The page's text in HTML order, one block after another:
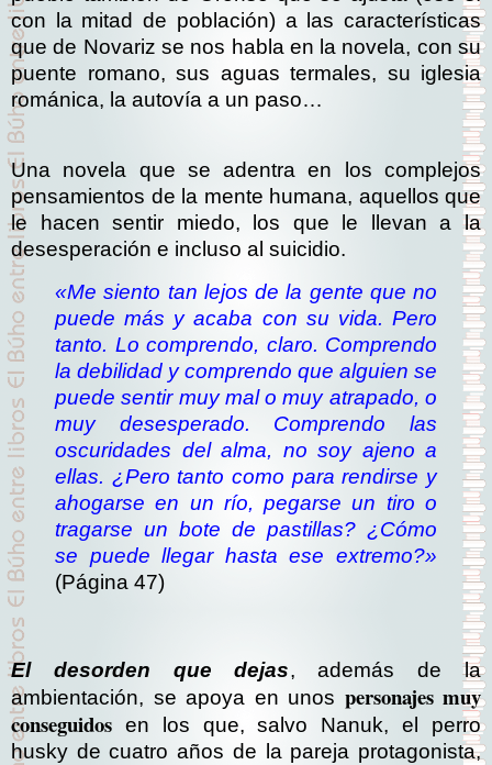
con la mitad de población) a las características
que de Novariz se nos habla en la novela, con su
puente romano, sus aguas termales, su iglesia
románica, la autovía a un paso…
Una novela que se adentra en los complejos
pensamientos de la mente humana, aquellos que
le hacen sentir miedo, los que le llevan a la
desesperación e incluso al suicidio.
«Me siento tan lejos de la gente que no
puede más y acaba con su vida. Pero
tanto. Lo comprendo, claro. Comprendo
la debilidad y comprendo que alguien se
puede sentir muy mal o muy atrapado, o
muy desesperado. Comprendo las
oscuridades del alma, no soy ajeno a
ellas. ¿Pero tanto como para rendirse y
ahogarse en un río, pegarse un tiro o
tragarse un bote de pastillas? ¿Cómo
se puede llegar hasta ese extremo?»
(Página 47)
El desorden que dejas, además de la
ambientación, se apoya en unos personajes muy
conseguidos en los que, salvo Nanuk, el perro
husky de cuatro años de la pareja protagonista,